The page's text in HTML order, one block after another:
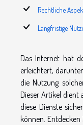
Rechtliche
Langfristige
Das Internet hat
erleichtert,
die Nutzung
Dieser Artikel dient
diese Dienste
können.